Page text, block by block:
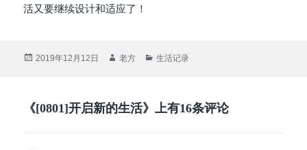
活又要继续设计和适应了！
发
2019年12月12日
作
老方
分
生活记录
《[0801]开启新的生活》上有16条评论